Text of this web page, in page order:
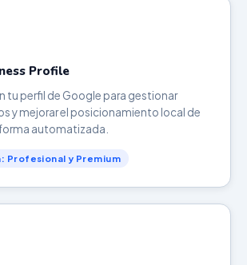
Profile
tu perfil de Google para gestionar
y mejorar el posicionamiento local de
automatizada.
Profesional y Premium